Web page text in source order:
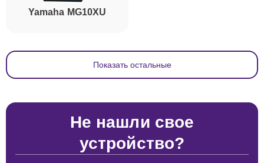
Yamaha MG10XU
Показать остальные
Не нашли свое
устройство?